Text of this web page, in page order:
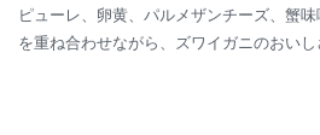
ピューレ、卵黄、パルメザンチーズ、蟹
を重ね合わせながら、ズワイガニのおいし